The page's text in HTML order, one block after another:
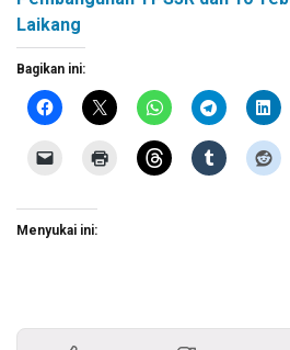
Laikang
Bagikan ini:
Menyukai ini: